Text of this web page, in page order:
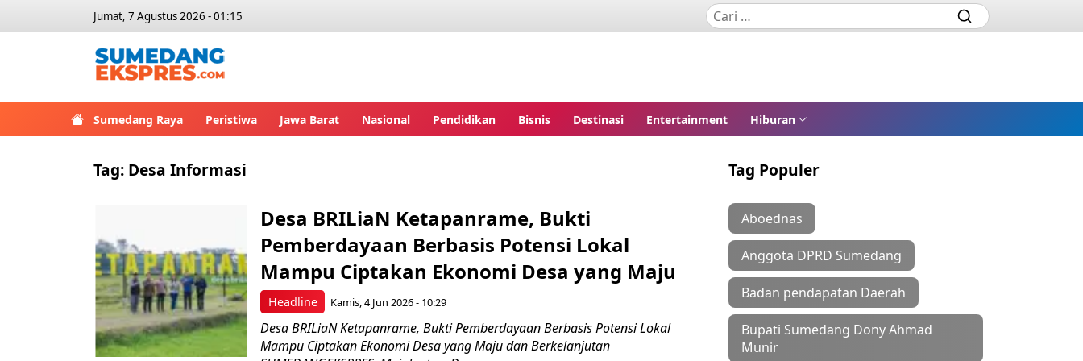
Jumat, 7 Agustus 2026 - 01:15
Sumedang Raya Peristiwa Jawa Barat Nasional Pendidikan Bisnis Destinasi Entertainment Hiburan
Tag: Desa Informasi
Headline
Desa BRILiaN Ketapanrame, Bukti
Pemberdayaan Berbasis Potensi Lokal
Mampu Ciptakan Ekonomi Desa yang Maju
Kamis, 4 Jun 2026 - 10:29
Desa BRILiaN Ketapanrame, Bukti Pemberdayaan Berbasis Potensi Lokal
Mampu Ciptakan Ekonomi Desa yang Maju dan Berkelanjutan
Tag Populer
Aboednas
Anggota DPRD Sumedang
Badan pendapatan Daerah
Bupati Sumedang Dony Ahmad
Munir